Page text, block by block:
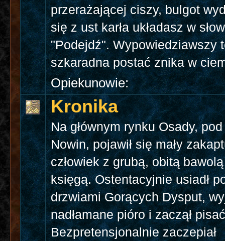
przerażającej ciszy, bulgot
się z ust karła układasz w
"Podejdź". Wypowiedziawszy
szkaradna postać znika w
Opiekunowie:
Kronika
Na głównym rynku Osady,
Nowin, pojawił się mały
człowiek z grubą, obitą
księgą. Ostentacyjnie usiadł
drzwiami Gorących Dysput,
nadłamane pióro i zaczął
Bezpretensjonalnie zaczepiał